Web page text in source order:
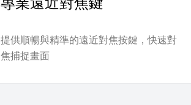
提供順暢與精準的遠近對焦按鍵，快速對
焦捕捉畫面